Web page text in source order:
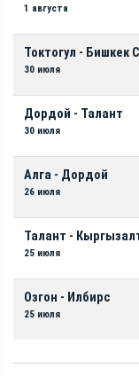
1 августа
Токтогул - Бишкек
30 июля
Дордой - Талант
30 июля
Алга - Дордой
26 июля
Талант -
25 июля
Озгон - Илбирс
25 июля